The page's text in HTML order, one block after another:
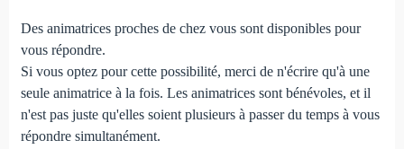
Des animatrices proches de chez vous sont disponibles pour
vous répondre.
Si vous optez pour cette possibilité, merci de n'écrire qu'à une
seule animatrice à la fois. Les animatrices sont bénévoles, et il
n'est pas juste qu'elles soient plusieurs à passer du temps à vous
répondre simultanément.